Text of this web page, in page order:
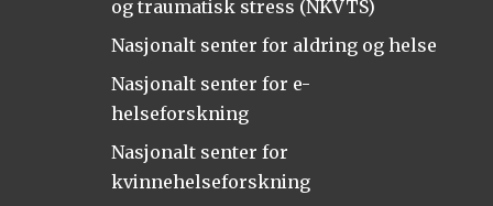
og traumatisk stress (NKVTS)
Nasjonalt senter for aldring og helse
Nasjonalt senter for e-
helseforskning
Nasjonalt senter for
kvinnehelseforskning